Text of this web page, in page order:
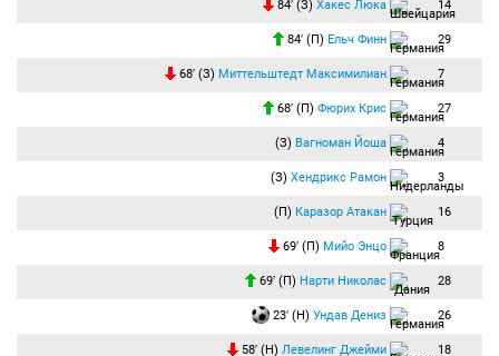
84′ (З) Хакес Люка 14
84′ (П) Ельч Финн 29
68′ (З) Миттельштедт Максимилиан 7
68′ (П) Фюрих Крис 27
(З) Вагноман Йоша 4
(З) Хендрикс Рамон 3
(П) Каразор Атакан 16
69′ (П) Мийо Энцо 8
69′ (П) Нарти Николас 28
23′ (Н) Ундав Дениз 26
58′ (Н) Левелинг Джейми 18